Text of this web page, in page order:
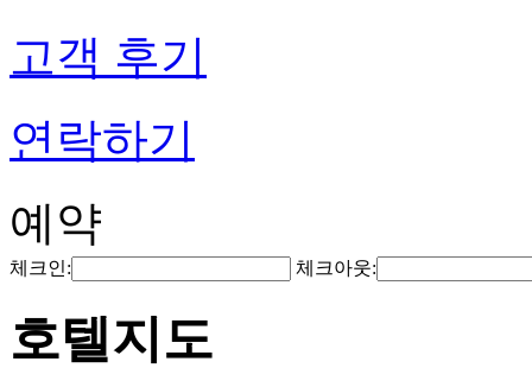
고객 후기
연락하기
예약
체크인: 체크아웃:
호텔지도